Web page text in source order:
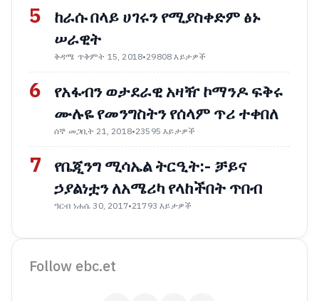
5
ከራሱ በላይ ሀገሩን የሚያስቀድም ፅኑ
ሠራዊት
ቅዳሜ ጥቅምት 15, 2018•29808 እይታዎች
6
የአፋብን ወታደራዊ አዛዥ ኮማንዶ ፍቅሩ
ሙሉዬ የመንግስትን የሰላም ጥሪ ተቀበለ
ሰኞ መጋቢት 21, 2018•23595 እይታዎች
7
የቤጂንግ ሚሳኤል ትርዒት:- ቻይና
ኃያልነቷን ለአሜሪካ የላከችበት ጥበብ
ዓርብ ነሐሴ 30, 2017•21793 እይታዎች
Follow ebc.et